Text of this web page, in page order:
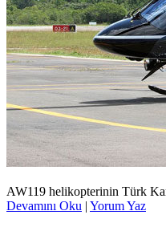
AW119 helikopterinin Türk
Devamını Oku | Yorum Yaz